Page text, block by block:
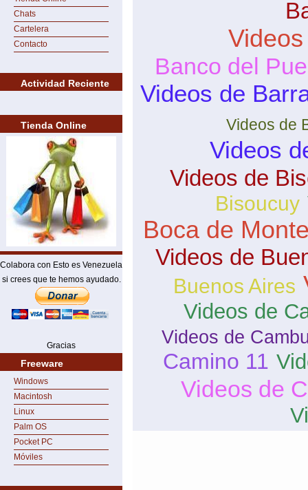
Chats
Cartelera
Contacto
Actividad Reciente
Tienda Online
Colabora con Esto es Venezuela
si crees que te hemos ayudado.
Gracias
Freeware
Windows
Macintosh
Linux
Palm OS
Pocket PC
Móviles
Banco del
Videos de
Videos de
Videos
Videos de
Bisoucuy
Boca de
Videos de
Buenos Aires
Videos de
Videos de
Camino 11
Videos de